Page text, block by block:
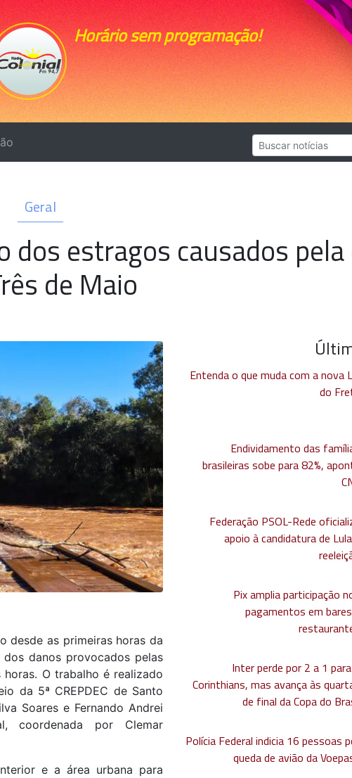
Horário sem programação!
Geral
estragos causados
de Maio
desde as primeiras horas da
danos provocados pelas
O trabalho é realizado
da 5ª CREPDEC de Santo
Soares e Fernando Andrei
coordenada por Clemar
e a área urbana para
Entenda o que muda com a nova
do
Endividamento das
brasileiras sobe para 82%,
Federação PSOL-Rede
apoio à candidatura de
Pix amplia participação
pagamentos em
Inter perde por 2 a 1
Corinthians, mas avança às
de final da Copa do
Polícia Federal indicia 16 pessoas
queda de avião da